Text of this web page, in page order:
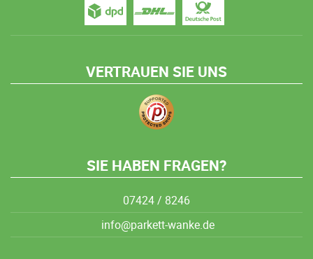
VERTRAUEN SIE UNS
SIE HABEN FRAGEN?
07424 / 8246
info@parkett-wanke.de